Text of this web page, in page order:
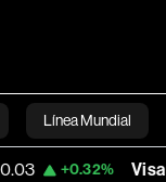
Línea Mundial
Bloomberg
Visa 362.50 -